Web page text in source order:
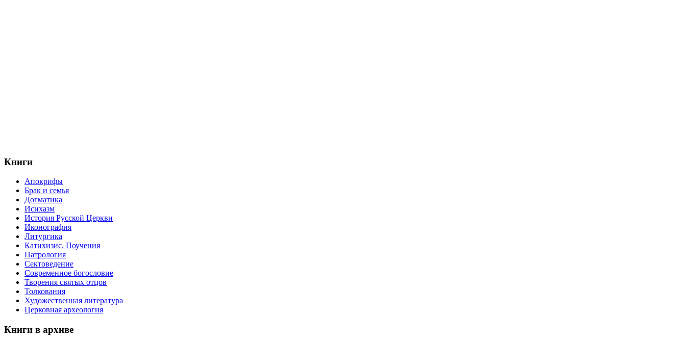
Книги
Апокрифы
Брак и семья
Догматика
Исихазм
История Русской Церкви
Иконография
Литургика
Катихизис. Поучения
Патрология
Сектоведение
Современное богословие
Творения святых отцов
Толкования
Художественная литература
Церковная археология
Книги в архиве